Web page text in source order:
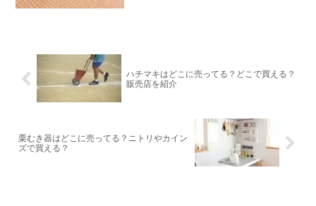
ハチマキはどこに売ってる？どこで買える？
販売店を紹介
栗むき器はどこに売ってる？ニトリやカイン
ズで買える？